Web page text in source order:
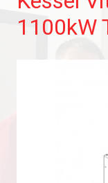
1100kW